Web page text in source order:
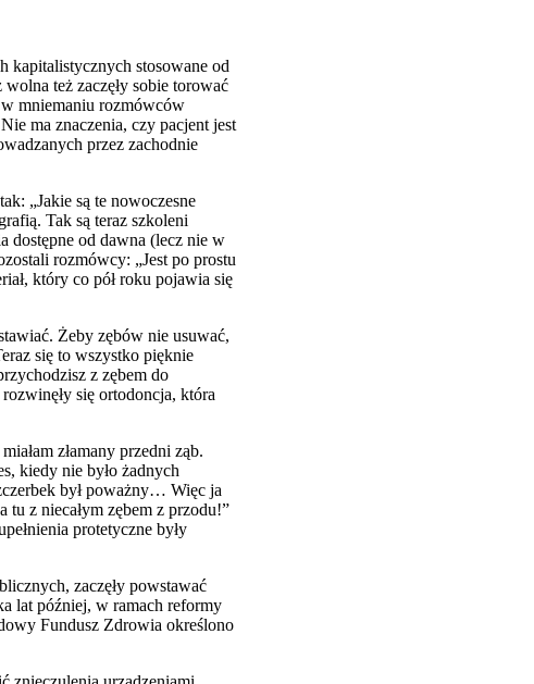
kapitalistycznych stosowane od
też zaczęły sobie torować
w mniemaniu rozmówców
ma znaczenia, czy pacjent jest
przez zachodnie
„Jakie są te nowoczesne
Tak są teraz szkoleni
dostępne od dawna (lecz nie w
rozmówcy: „Jest po prostu
który co pół roku pojawia się
Żeby zębów nie usuwać,
się to wszystko pięknie
z zębem do
się ortodoncja, która
złamany przedni ząb.
kiedy nie było żadnych
był poważny… Więc ja
tu z niecałym zębem z przodu!”
protetyczne były
zaczęły powstawać
lat później, w ramach reformy
Fundusz Zdrowia określono